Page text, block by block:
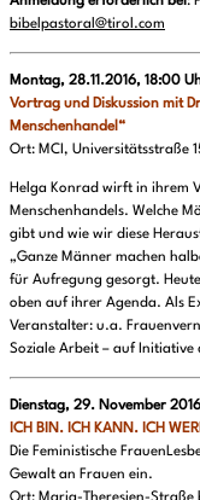
bibelpastoral@tirol.com
Montag, 28.11.2016, 18:00
Vortrag und Diskussion mit
Menschenhandel“
Ort: MCI, Universitätsstraße
Helga Konrad wirft in ihrem
Menschenhandels. Welche
gibt und wie wir diese
„Ganze Männer machen
für Aufregung gesorgt.
oben auf ihrer Agenda. Als
Veranstalter: u.a.
Soziale Arbeit – auf Initiative
Dienstag, 29. November
ICH BIN. ICH KANN. ICH
Die Feministische
Gewalt an Frauen ein.
Ort: Maria-Theresien-Straße